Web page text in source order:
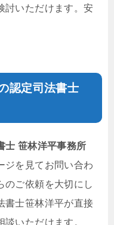
討いただけます。安
認定司法書士
士 笹林洋平事務所
ジを見てお問い合わ
のご依頼を大切にし
書士笹林洋平が直接
いただけます。